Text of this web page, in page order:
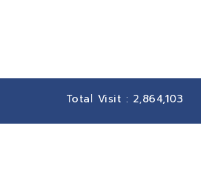
Total Visit : 2,864,103